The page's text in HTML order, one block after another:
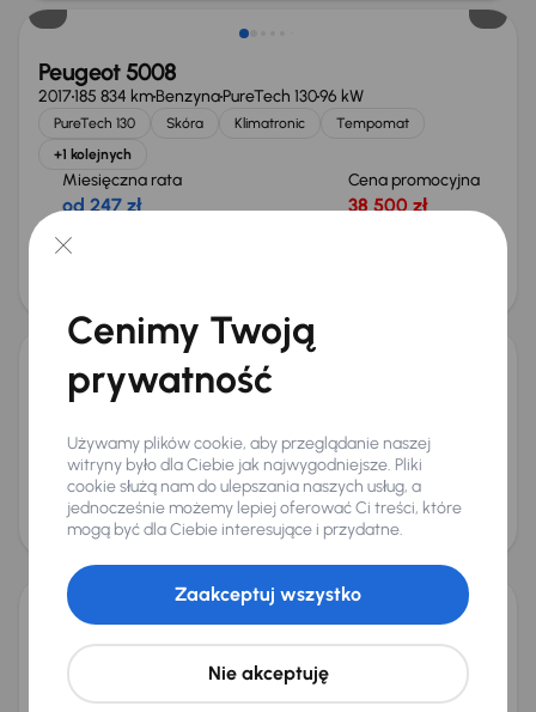
Peugeot 5008
2017185 834 kmBenzynaPureTech 13096 kW
PureTech 130 Skóra Klimatronic
Tempomat
+1 kolejnych
Miesięczna rata
od 247 zł
Cena promocyjna
38 500 zł
Najniższa cena z 30 dni przed
Peugeot 5008
1.6 HDi Klimatronic Tempomat
Parktronic
+1 kolejnych
Miesięczna rata
od 60 zł
Cena
Peugeot 5008
2015 1.6 BlueHDi 88 kW
1.6 BlueHDi
Cenimy Twoją
prywatność
Używamy plików cookie, aby przeglądanie naszej
witryny było dla Ciebie jak najwygodniejsze. Pliki
cookie służą nam do ulepszania naszych usług, a
jednocześnie możemy lepiej oferować Ci treści, które
mogą być dla Ciebie interesujące i przydatne.
Nie akceptuję
Zaakceptuj wszystko